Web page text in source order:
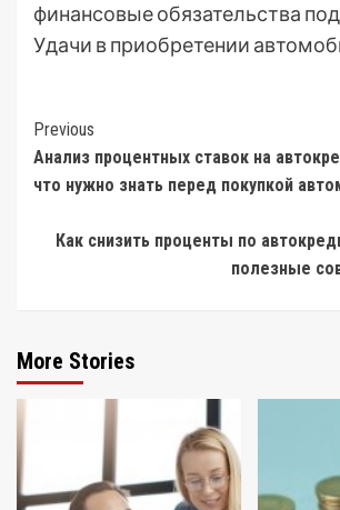
финансовые обязательства
Удачи в приобретении
Post
Navigation
Previous
Анализ процентных ставок на
что нужно знать перед покупкой
Как снизить проценты по
полезные
More Stories